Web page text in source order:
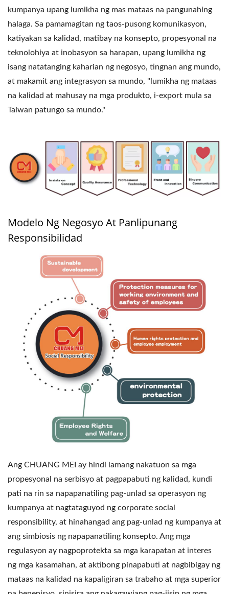
kumpanya upang lumikha ng mas mataas na pangunahing
halaga. Sa pamamagitan ng taos-pusong komunikasyon,
katiyakan sa kalidad, matibay na konsepto, propesyonal na
teknolohiya at inobasyon sa harapan, upang lumikha ng
isang natatanging kaharian ng negosyo, tingnan ang mundo,
at makamit ang integrasyon sa mundo, "lumikha ng mataas
na kalidad at mahusay na mga produkto, i-export mula sa
Taiwan patungo sa mundo."
Modelo Ng Negosyo At Panlipunang
Responsibilidad
Ang CHUANG MEI ay hindi lamang nakatuon sa mga
propesyonal na serbisyo at pagpapabuti ng kalidad, kundi
pati na rin sa napapanatiling pag-unlad sa operasyon ng
kumpanya at nagtataguyod ng corporate social
responsibility, at hinahangad ang pag-unlad ng kumpanya at
ang simbiosis ng napapanatiling konsepto. Ang mga
regulasyon ay nagpoprotekta sa mga karapatan at interes
ng mga kasamahan, at aktibong pinapabuti at nagbibigay ng
mataas na kalidad na kapaligiran sa trabaho at mga superior